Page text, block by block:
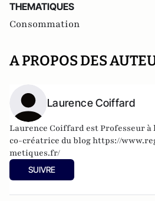
THEMATIQUES
Consommation
A PROPOS DES
Laurence Coiffard
Laurence Coiffard est Professeur
co-créatrice du bloghttps://
metiques.fr/
SUIVRE